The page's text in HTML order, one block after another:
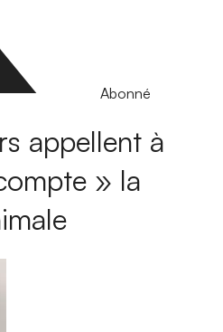
Abonné
appellent à
» la